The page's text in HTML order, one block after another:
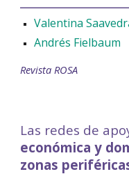
Valentina
Andrés Fielbaum
Revista ROSA
Las redes de
económica y
zonas